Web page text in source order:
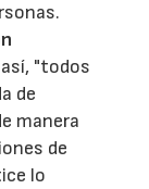
"todos
de
manera
de
lo